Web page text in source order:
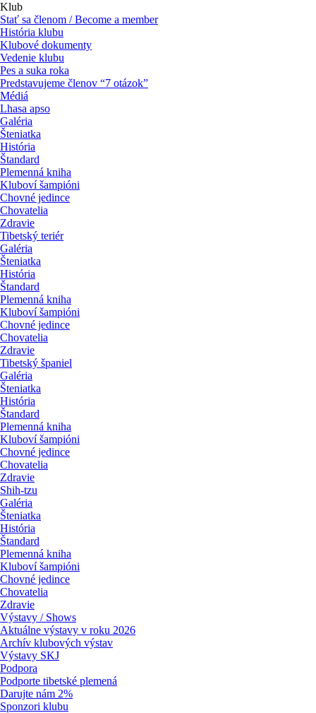
Klub
Stať sa členom / Become a member
História klubu
Klubové dokumenty
Vedenie klubu
Pes a suka roka
Predstavujeme členov “7 otázok”
Médiá
Lhasa apso
Galéria
Šteniatka
História
Štandard
Plemenná kniha
Kluboví šampióni
Chovné jedince
Chovatelia
Zdravie
Tibetský teriér
Galéria
Šteniatka
História
Štandard
Plemenná kniha
Kluboví šampióni
Chovné jedince
Chovatelia
Zdravie
Tibetský španiel
Galéria
Šteniatka
História
Štandard
Plemenná kniha
Kluboví šampióni
Chovné jedince
Chovatelia
Zdravie
Shih-tzu
Galéria
Šteniatka
História
Štandard
Plemenná kniha
Kluboví šampióni
Chovné jedince
Chovatelia
Zdravie
Výstavy / Shows
Aktuálne výstavy v roku 2026
Archív klubových výstav
Výstavy SKJ
Podpora
Podporte tibetské plemená
Darujte nám 2%
Sponzori klubu